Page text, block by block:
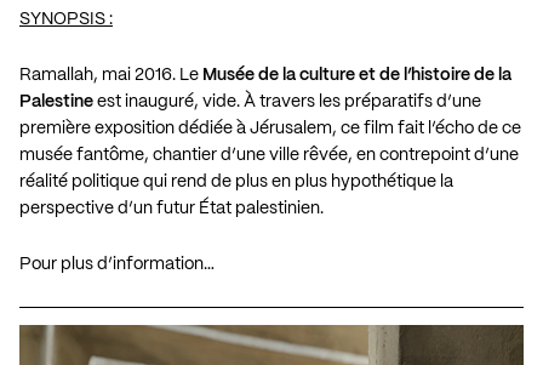
SYNOPSIS :
Ramallah, mai 2016. Le Musée de la culture et de l’histoire de la
Palestine est inauguré, vide. À travers les préparatifs d’une
première exposition dédiée à Jérusalem, ce film fait l’écho de ce
musée fantôme, chantier d’une ville rêvée, en contrepoint d’une
réalité politique qui rend de plus en plus hypothétique la
perspective d’un futur État palestinien.
Pour plus d’information…